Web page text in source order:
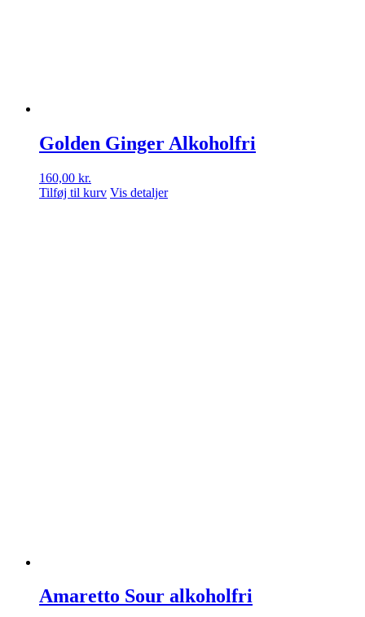
Golden Ginger Alkoholfri
160,00 kr.
Tilføj til kurv Vis detaljer
Amaretto Sour alkoholfri